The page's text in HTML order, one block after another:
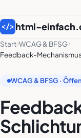
</> html-
Start WCAG & BFSG
Feedback-
WCAG & BFSG ·